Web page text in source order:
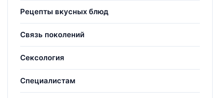
Рецепты вкусных блюд
Связь поколений
Сексология
Специалистам